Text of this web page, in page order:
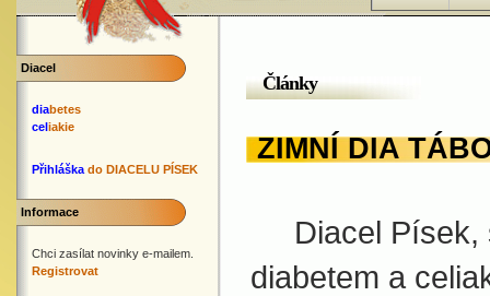
Diacel
diabetes
celiakie
Přihláška do DIACELU PÍSEK
Informace
Chci zasílat novinky e-mailem.
Registrovat
Články
ZIMNÍ DIA
Diacel Písek,
diabetem a